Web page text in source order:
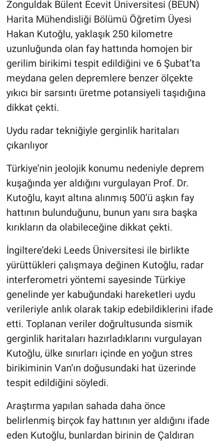
Zonguldak Bülent Ecevit Üniversitesi (BEUN)
Harita Mühendisliği Bölümü Öğretim Üyesi
Hakan Kutoğlu, yaklaşık 250 kilometre
uzunluğunda olan fay hattında homojen bir
gerilim birikimi tespit edildiğini ve 6 Şubat’ta
meydana gelen depremlere benzer ölçekte
yıkıcı bir sarsıntı üretme potansiyeli taşıdığına
dikkat çekti.
Uydu radar tekniğiyle gerginlik haritaları
çıkarılıyor
Türkiye’nin jeolojik konumu nedeniyle deprem
kuşağında yer aldığını vurgulayan Prof. Dr.
Kutoğlu, kayıt altına alınmış 500’ü aşkın fay
hattının bulunduğunu, bunun yanı sıra başka
kırıkların da olabileceğine dikkat çekti.
İngiltere’deki Leeds Üniversitesi ile birlikte
yürüttükleri çalışmaya değinen Kutoğlu, radar
interferometri yöntemi sayesinde Türkiye
genelinde yer kabuğundaki hareketleri uydu
verileriyle anlık olarak takip edebildiklerini ifade
etti. Toplanan veriler doğrultusunda sismik
gerginlik haritaları hazırladıklarını vurgulayan
Kutoğlu, ülke sınırları içinde en yoğun stres
birikiminin Van’ın doğusundaki hat üzerinde
tespit edildiğini söyledi.
Araştırma yapılan sahada daha önce
belirlenmiş birçok fay hattının yer aldığını ifade
eden Kutoğlu, bunlardan birinin de Çaldıran